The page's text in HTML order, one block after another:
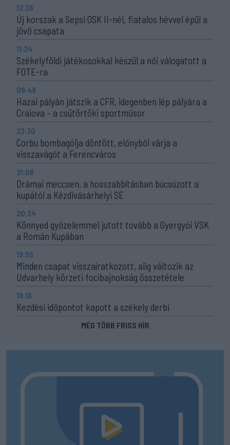
12:36
Új korszak a Sepsi OSK II-nél, fiatalos hévvel épül a
jövő csapata
11:24
Székelyföldi játékosokkal készül a női válogatott a
FOTE-ra
09:49
Hazai pályán játszik a CFR, idegenben lép pályára a
Craiova – a csütörtöki sportműsor
23:30
Corbu bombagólja döntött, előnyből várja a
visszavágót a Ferencváros
21:08
Drámai meccsen, a hosszabbításban búcsúzott a
kupától a Kézdivásárhelyi SE
20:34
Könnyed győzelemmel jutott tovább a Gyergyói VSK
a Román Kupában
19:55
Minden csapat visszaíratkozott, alig változik az
Udvarhely körzeti focibajnokság összetétele
19:16
Kezdési időpontot kapott a székely derbi
MÉG TÖBB FRISS HÍR